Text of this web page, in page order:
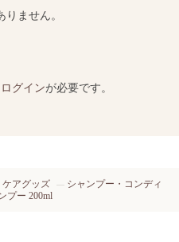
りません。
ログインが必要です。
ケアグッズ
シャンプー・コンディ
プー 200ml